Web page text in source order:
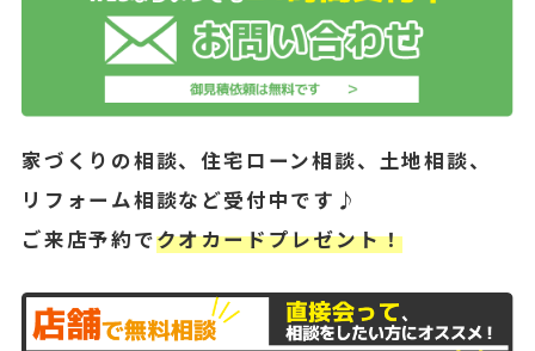
家づくりの相談、住宅ローン相談、土地相談、
リフォーム相談など受付中です♪
ご来店予約でクオカードプレゼント！